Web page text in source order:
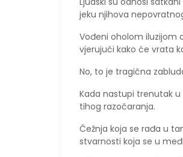
jeku njihova
Vođeni oholom iluzijom
vjerujući kako će vrata
No, to je tragična
Kada nastupi trenutak
tihog razočaranja.
Čežnja koja se rađa u
stvarnosti koja se u